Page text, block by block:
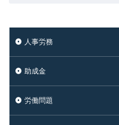
人事労務
助成金
労働問題